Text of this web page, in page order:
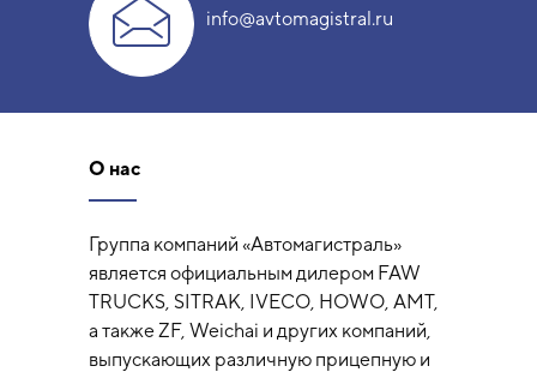
info@avtomagistral.ru
О нас
Группа компаний «Автомагистраль»
является официальным дилером FAW
TRUCKS, SITRAK, IVECO, HOWO, AMT,
а также ZF, Weichai и других компаний,
выпускающих различную прицепную и